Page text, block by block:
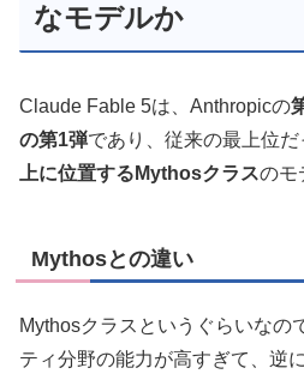
なモデルか
Claude Fable 5は、Anthropicの
の第1弾であり、従来の最上位
上に位置するMythosクラスのモ
Mythosとの違い
Mythosクラスというぐらいなの
ティ分野の能力が高すぎて、逆